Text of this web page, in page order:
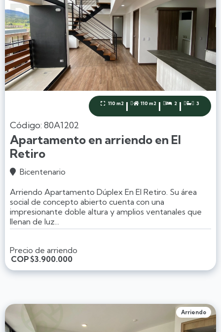
 110 m2 |  110 m2 |  2 |  3
Código: 80A1202
Apartamento en arriendo en El
Retiro
 Bicentenario
Arriendo Apartamento Dúplex En El Retiro. Su área
social de concepto abierto cuenta con una
impresionante doble altura y amplios ventanales que
llenan de luz...
Precio de arriendo
COP$3.900.000
Arriendo